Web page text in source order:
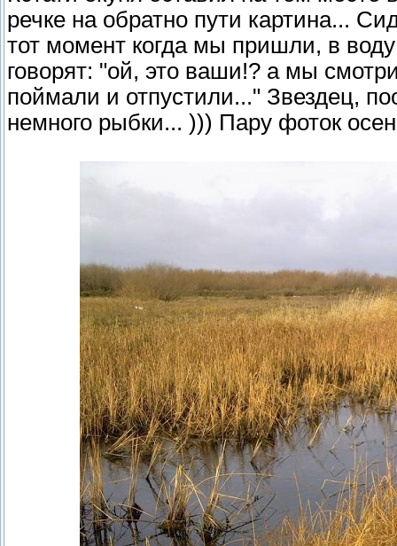
речке на обратно пути картина...
тот момент когда мы пришли, в
говорят: "ой, это ваши!? а мы
поймали и отпустили..." Звездец,
немного рыбки... ))) Пару фоток